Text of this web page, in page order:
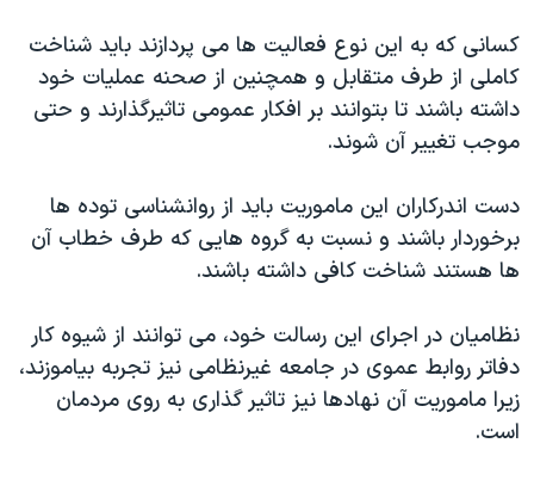
کسانی که به این نوع فعالیت ها می پردازند باید شناخت
کاملی از طرف متقابل و همچنین از صحنه عملیات خود
داشته باشند تا بتوانند بر افکار عمومی تاثیرگذارند و حتی
موجب تغییر آن شوند.
دست اندرکاران این ماموریت باید از روانشناسی توده ها
برخوردار باشند و نسبت به گروه هایی که طرف خطاب آن
ها هستند شناخت کافی داشته باشند.
نظامیان در اجرای این رسالت خود، می توانند از شیوه کار
دفاتر روابط عموی در جامعه غیرنظامی نیز تجربه بیاموزند،
زیرا ماموریت آن نهادها نیز تاثیر گذاری به روی مردمان
است.